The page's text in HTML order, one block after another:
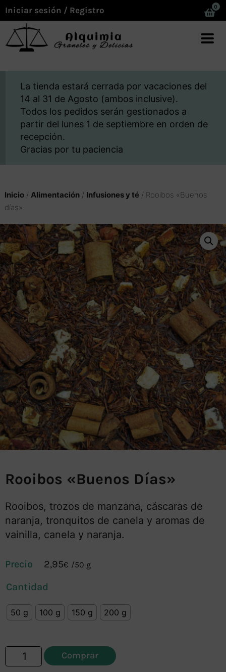
Iniciar sesión / Registro 0
La tienda estará cerrada por vacaciones del
14 al 31 de Agosto (ambos inclusive).
Todos los pedidos serán gestionados a
partir del lunes 1 de septiembre en orden de
recepción.
Gracias por tu paciencia
Inicio/ Alimentación/ Infusiones y té / Rooibos «Buenos
días»
Rooibos «Buenos Días»
Rooibos, trozos de manzana, cáscaras de
naranja, tronquitos de canela y aromas de
vainilla, canela y naranja.
2,95€ /50 g
Cantidad
50 g 100 g 150 g 200 g
Comprar